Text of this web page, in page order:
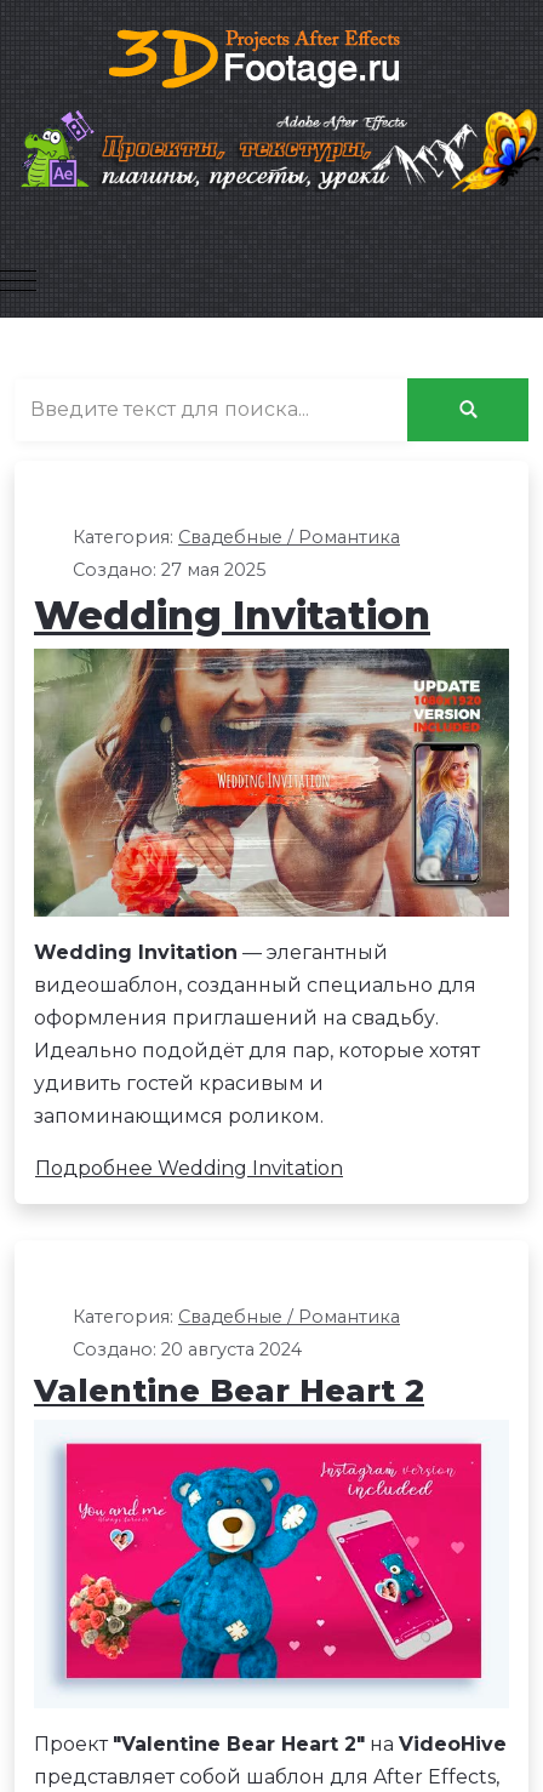
Mobile Menu Toggle
Категория: Свадебные / Романтика
Создано: 27 мая 2025
Wedding Invitation
Wedding Invitation — элегантный
видеошаблон, созданный специально для
оформления приглашений на свадьбу.
Идеально подойдёт для пар, которые хотят
удивить гостей красивым и
запоминающимся роликом.
Подробнее Wedding Invitation
Категория: Свадебные / Романтика
Создано: 20 августа 2024
Valentine Bear Heart 2
Проект "Valentine Bear Heart 2" на VideoHive
представляет собой шаблон для After Effects,